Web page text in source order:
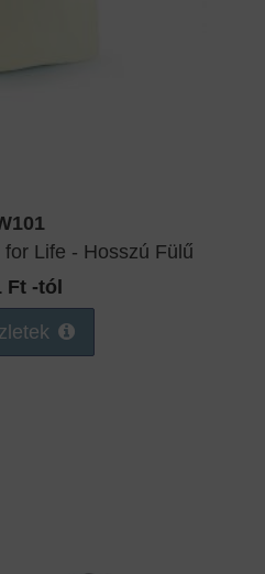
Life - Hosszú Fülű
Ft -tól